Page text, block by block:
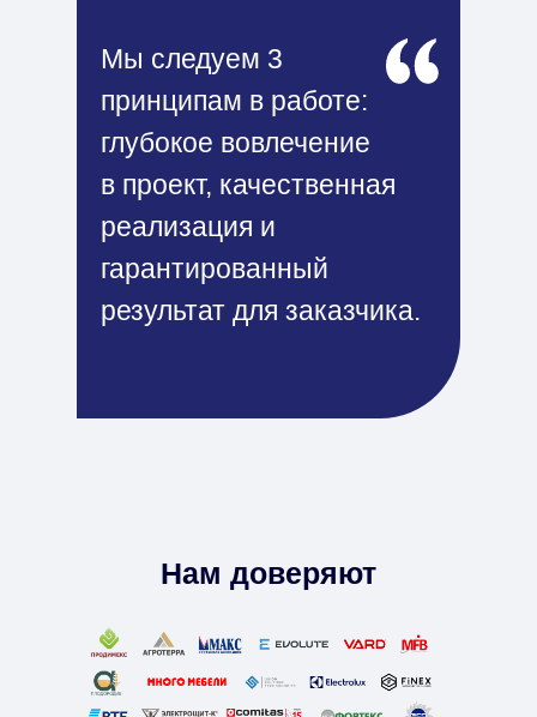
Мы следуем 3
принципам в работе:
глубокое вовлечение
в проект, качественная
реализация и
гарантированный
результат для заказчика.
Нам доверяют